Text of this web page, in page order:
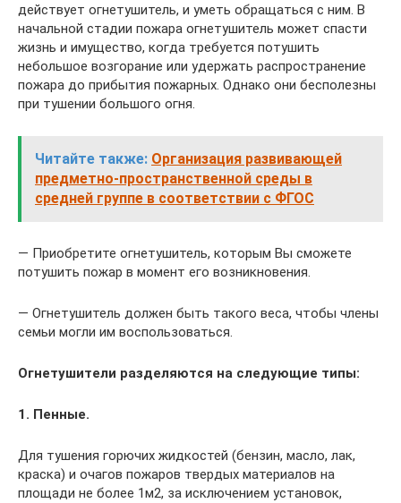
действует огнетушитель, и уметь обращаться с ним. В
начальной стадии пожара огнетушитель может спасти
жизнь и имущество, когда требуется потушить
небольшое возгорание или удержать распространение
пожара до прибытия пожарных. Однако они бесполезны
при тушении большого огня.
Читайте также: Организация развивающей
предметно-пространственной среды в
средней группе в соответствии с ФГОС
— Приобретите огнетушитель, которым Вы сможете
потушить пожар в момент его возникновения.
— Огнетушитель должен быть такого веса, чтобы члены
семьи могли им воспользоваться.
Огнетушители разделяются на следующие типы:
1. Пенные.
Для тушения горючих жидкостей (бензин, масло, лак,
краска) и очагов пожаров твердых материалов на
площади не более 1м2, за исключением установок,